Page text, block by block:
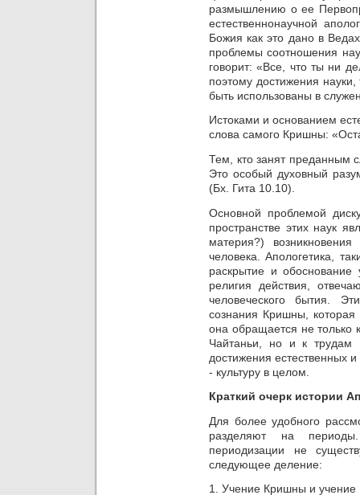
размышлению о ее
естественнонаучной
Божия как это дано в
проблемы соотношения
говорит: «Все, что ты ни
поэтому достижения
быть использованы в
Истоками и основанием
слова самого Кришны:
Тем, кто занят преданным
Это особый духовный
(Бх. Гита 10.10).
Основной проблемой
пространстве этих наук
материя?)
человека. Апологетика,
раскрытие и
религия действия,
человеческого бытия.
сознания Кришны, которая
она обращается не только
Чайтаньи, но и к трудам
достижения естественных
- культуру в целом.
Краткий очерк истории
Для более удобного
разделяют на периоды.
периодизации не
следующее деление:
1. Учение Кришны и учение